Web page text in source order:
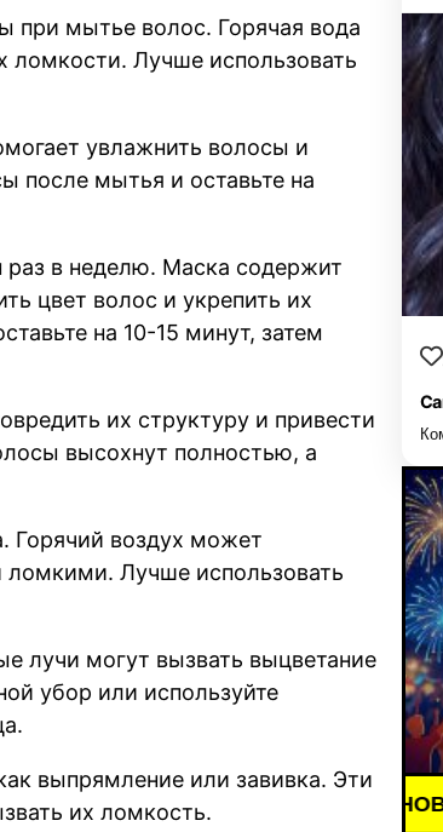
при мытье волос. Горячая вода
ломкости. Лучше использовать
увлажнить волосы и
после мытья и оставьте на
в неделю. Маска содержит
цвет волос и укрепить их
на 10-15 минут, затем
их структуру и привести
высохнут полностью, а
Горячий воздух может
ломкими. Лучше использовать
лучи могут вызвать выцветание
убор или используйте
выпрямление или завивка. Эти
их ломкость.
BREAKING NEWS /// НОВОСТИ